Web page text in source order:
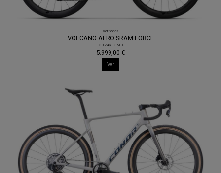
Ver todas
VOLCANO AERO SRAM FORCE
.30245LGMD
5.999,00 €
Ver